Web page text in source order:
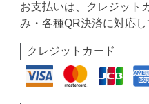
お支払いは、クレジット
み・各種QR決済に対応し
クレジットカード